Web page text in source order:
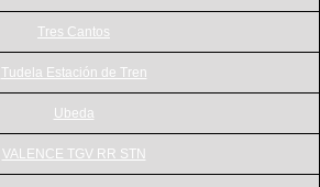
Tres Cantos
Tudela Estación de Tren
Ubeda
VALENCE TGV RR STN